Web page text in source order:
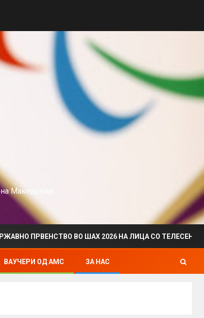
Македонија
ВО ШАХ 2026 НА ЛИЦА СО ТЕЛЕСЕН
ВАУЧЕРИ ОД АМС ЗА НАС